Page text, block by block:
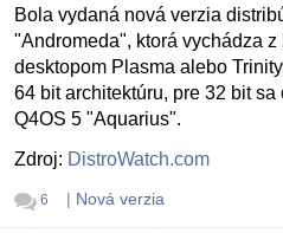
Bola vydaná nová verzia
"Andromeda", ktorá vychádza
desktopom Plasma alebo
64 bit architektúru, pre 32 bit
Q4OS 5 "Aquarius".
Zdroj: DistroWatch.com
6 | Nová verzia